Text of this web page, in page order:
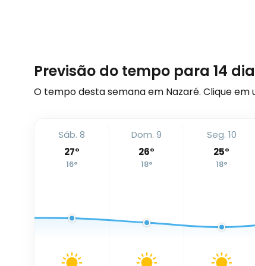
Previsão do tempo para 14
O tempo desta semana em Nazaré. Clique
Sáb. 8
27°
16°
Dom. 9
26°
18°
Seg. 10
25°
18°